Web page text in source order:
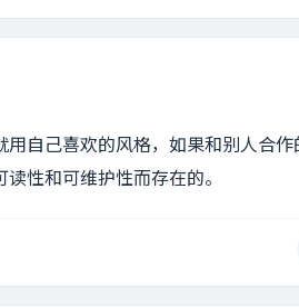
自己喜欢的风格，如果和别人合作
性和可维护性而存在的。